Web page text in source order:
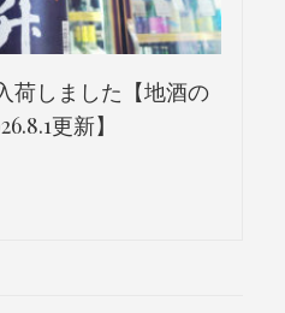
荷しました【地酒の
更新】